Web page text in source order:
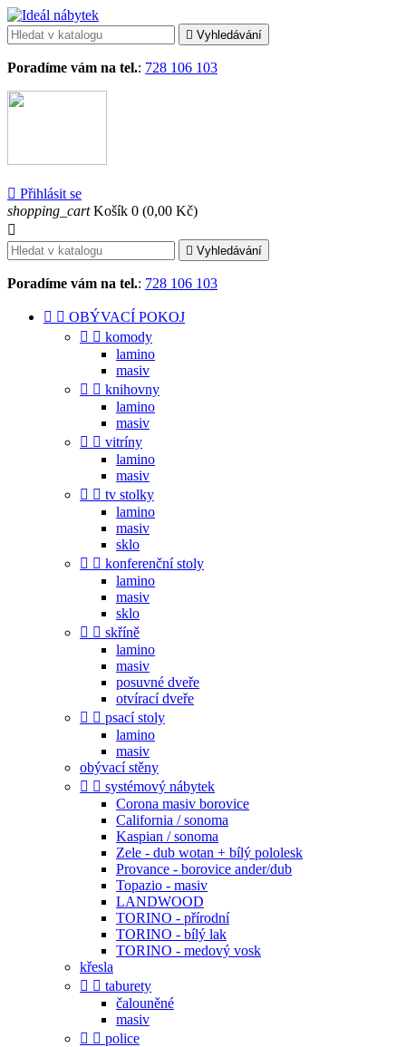
 Vyhledávání
Poradíme vám na tel.: 728 106 103
 Přihlásit se
shopping_cart Košík 0 (0,00 Kč)

 Vyhledávání
Poradíme vám na tel.: 728 106 103
  OBÝVACÍ POKOJ
  komody
lamino
masiv
  knihovny
lamino
masiv
  vitríny
lamino
masiv
  tv stolky
lamino
masiv
sklo
  konferenční stoly
lamino
masiv
sklo
  skříně
lamino
masiv
posuvné dveře
otvírací dveře
  psací stoly
lamino
masiv
obývací stěny
  systémový nábytek
Corona masiv borovice
California / sonoma
Kaspian / sonoma
Zele - dub wotan + bílý pololesk
Provance - borovice ander/dub
Topazio - masiv
LANDWOOD
TORINO - přírodní
TORINO - bílý lak
TORINO - medový vosk
křesla
  taburety
čalouněné
masiv
  police